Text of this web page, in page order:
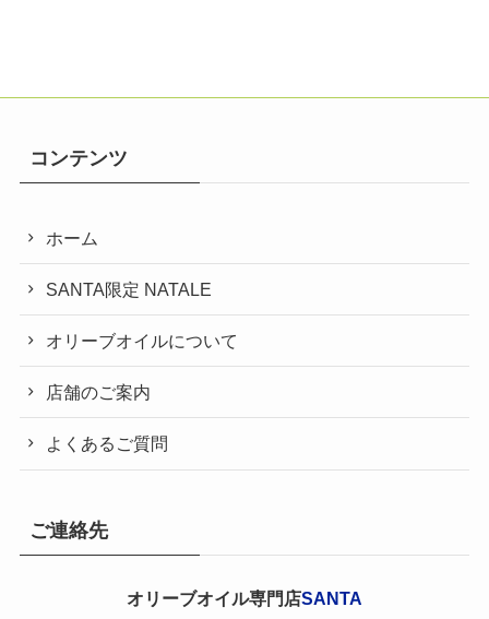
コンテンツ
ホーム
SANTA限定 NATALE
オリーブオイルについて
店舗のご案内
よくあるご質問
ご連絡先
オリーブオイル専門店SANTA